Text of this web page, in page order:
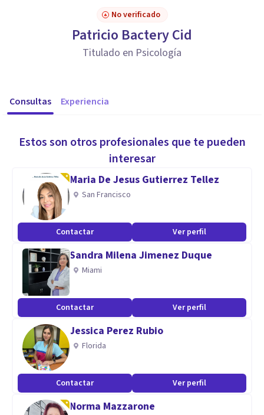
No verificado
Patricio Bactery Cid
Titulado en Psicología
Consultas Experiencia
Estos son otros profesionales que te pueden
interesar
Maria De Jesus Gutierrez Tellez
San Francisco
Contactar Ver perfil
Sandra Milena Jimenez Duque
Miami
Contactar Ver perfil
Jessica Perez Rubio
Florida
Contactar Ver perfil
Norma Mazzarone